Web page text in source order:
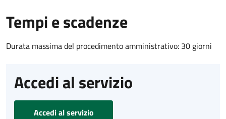
Tempi e scadenze
Durata massima del procedimento amministrativo: 30 giorni
Accedi al servizio
Accedi al servizio